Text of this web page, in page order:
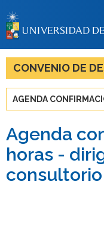
CONVENIO DE
AGENDA
Agenda
horas -
consultorio